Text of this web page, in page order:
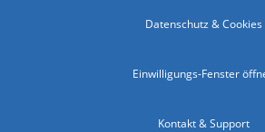
Datenschutz & Cookies
Einwilligungs-Fenster
Kontakt & Support